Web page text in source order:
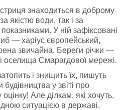
знаходиться в доброму
якістю води, так і за
У ній зафіксовані
— харіус європейський,
звичайна. Береги річки —
оселища Смарагдової мережі.
і знищить їх, пишуть
будівництва у звіті про
оцінку! Але ділкам, які хочуть,
ситуацією в державі,